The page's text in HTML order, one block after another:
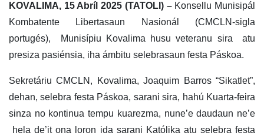
KOVALIMA, 15 Abríl 2025 (TATOLI) – Konsellu Munisipál
Kombatente Libertasaun Nasionál (CMCLN-sigla
portugés), Munisípiu Kovalima husu veteranu sira atu
presiza pasiénsia, iha ámbitu selebrasaun festa Páskoa.
Sekretáriu CMCLN, Kovalima, Joaquim Barros “Sikatlet”,
dehan, selebra festa Páskoa, sarani sira, hahú Kuarta-feira
sinza no kontinua tempu kuarezma, nune’e daudaun ne’e
hela de’it ona loron ida sarani Katólika atu selebra festa